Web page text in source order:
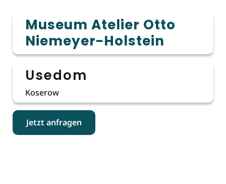
Museum Atelier Otto
Niemeyer-Holstein
Usedom
Koserow
Jetzt anfragen